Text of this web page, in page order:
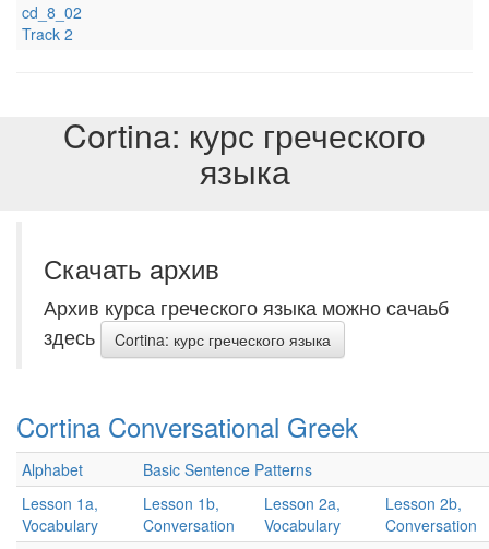
cd_8_02
Track 2
Cortina: курс греческого
языка
Скачать aрхив
Архив курса греческого языка можно сачаьб
здесь
Cortina: курс греческого языка
Cortina Conversational Greek
Alphabet
Basic Sentence Patterns
Lesson 1a,
Vocabulary
Lesson 1b,
Conversation
Lesson 2a,
Vocabulary
Lesson 2b,
Conversation